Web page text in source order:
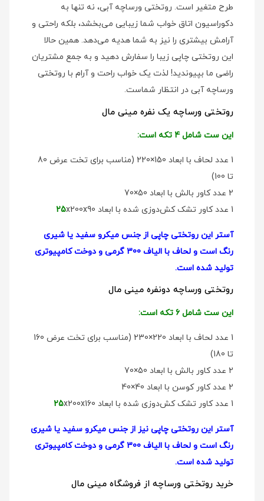
طرح متغیر است. روتختی ورساچه آبی، نه تنها به
دکوراسیون اتاق خواب شما زیبایی می‌بخشد، بلکه راحتی و
آرامش بیشتری را نیز به شما هدیه می‌دهد. همین حالا
این روتختی چاپی زیبا را سفارش دهید و به جمع مشتریان
راضی ما بپیوندید! لذت یک خواب راحت و آرام با روتختی
ورساچه آبی در انتظار شماست.
روتختی ورساچه یک نفره مینی مال
این ست شامل 4 تکه است:
1 عدد لحاف با ابعاد 150×220 (مناسب برای تخت عرض 80
تا 100)
2 عدد کاور بالش با ابعاد 50×70
1 عدد کاور تشک کش‌دوزی شده با ابعاد
25x200x90
آستر این روتختی چاپی از جنس میکرو سفید یا شیری
رنگ است و لحاف با الیاف 300 گرمی و دوخت کامپیوتری
تولید شده است.
روتختی ورساچه دو‌نفره مینی مال
این ست شامل 6 تکه است:
1 عدد لحاف با ابعاد 220×230 (مناسب برای تخت عرض 160
تا 180)
2 عدد کاور بالش با ابعاد 50×70
2 عدد کاور کوسن با ابعاد 40×40
1 عدد کاور تشک کش‌دوزی شده با ابعاد
25x200x160
آستر این روتختی چاپی نیز از جنس میکرو سفید یا شیری
رنگ است و لحاف با الیاف 300 گرمی و دوخت کامپیوتری
تولید شده است.
خرید روتختی ورساچه از فروشگاه مینی مال